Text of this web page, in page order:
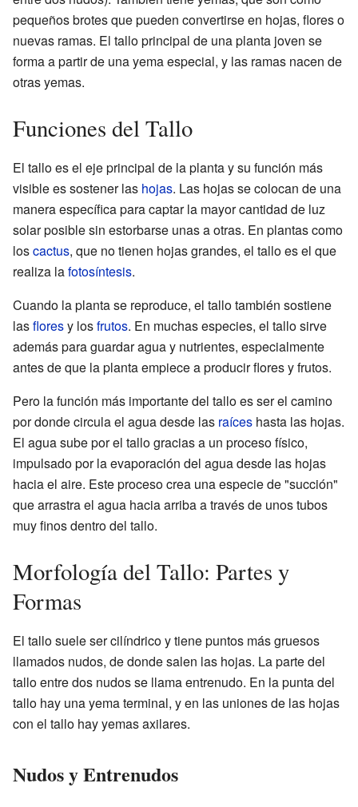
pequeños brotes que pueden convertirse en hojas, flores o
nuevas ramas. El tallo principal de una planta joven se
forma a partir de una yema especial, y las ramas nacen de
otras yemas.
Funciones del Tallo
El tallo es el eje principal de la planta y su función más
visible es sostener las hojas. Las hojas se colocan de una
manera específica para captar la mayor cantidad de luz
solar posible sin estorbarse unas a otras. En plantas como
loscactus, que no tienen hojas grandes, el tallo es el que
realiza lafotosíntesis.
Cuando la planta se reproduce, el tallo también sostiene
lasfloresy losfrutos. En muchas especies, el tallo sirve
además para guardar agua y nutrientes, especialmente
antes de que la planta empiece a producir flores y frutos.
Pero la función más importante del tallo es ser el camino
por donde circula el agua desde las raíces hasta las hojas.
El agua sube por el tallo gracias a un proceso físico,
impulsado por la evaporación del agua desde las hojas
hacia el aire. Este proceso crea una especie de "succión"
que arrastra el agua hacia arriba a través de unos tubos
muy finos dentro del tallo.
Morfología del Tallo: Partes y
Formas
El tallo suele ser cilíndrico y tiene puntos más gruesos
llamados nudos, de donde salen las hojas. La parte del
tallo entre dos nudos se llama entrenudo. En la punta del
tallo hay una yema terminal, y en las uniones de las hojas
con el tallo hay yemas axilares.
Nudos y Entrenudos